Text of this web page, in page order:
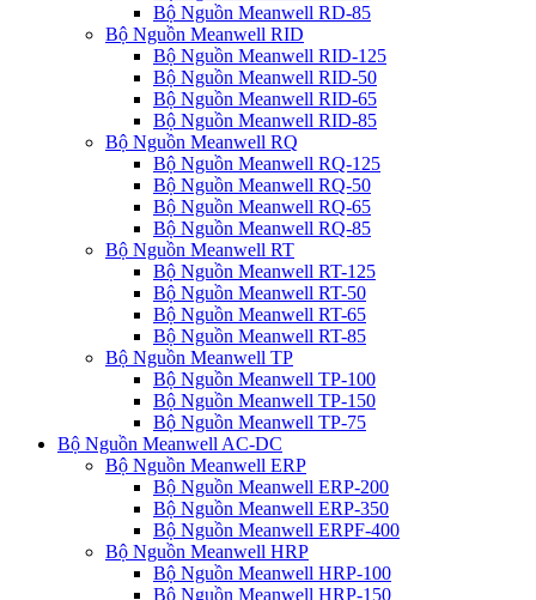
Bộ Nguồn Meanwell RD-85
Bộ Nguồn Meanwell RID
Bộ Nguồn Meanwell RID-125
Bộ Nguồn Meanwell RID-50
Bộ Nguồn Meanwell RID-65
Bộ Nguồn Meanwell RID-85
Bộ Nguồn Meanwell RQ
Bộ Nguồn Meanwell RQ-125
Bộ Nguồn Meanwell RQ-50
Bộ Nguồn Meanwell RQ-65
Bộ Nguồn Meanwell RQ-85
Bộ Nguồn Meanwell RT
Bộ Nguồn Meanwell RT-125
Bộ Nguồn Meanwell RT-50
Bộ Nguồn Meanwell RT-65
Bộ Nguồn Meanwell RT-85
Bộ Nguồn Meanwell TP
Bộ Nguồn Meanwell TP-100
Bộ Nguồn Meanwell TP-150
Bộ Nguồn Meanwell TP-75
Bộ Nguồn Meanwell AC-DC
Bộ Nguồn Meanwell ERP
Bộ Nguồn Meanwell ERP-200
Bộ Nguồn Meanwell ERP-350
Bộ Nguồn Meanwell ERPF-400
Bộ Nguồn Meanwell HRP
Bộ Nguồn Meanwell HRP-100
Bộ Nguồn Meanwell HRP-150